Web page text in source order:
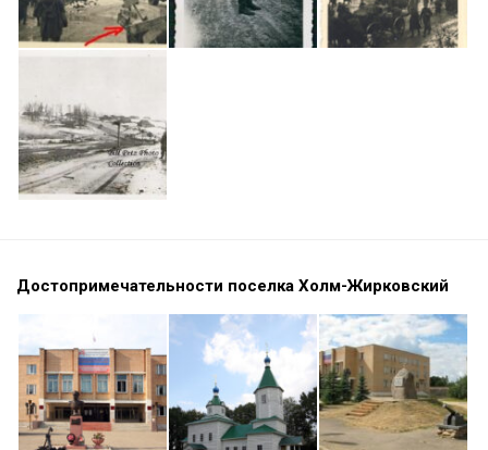
Достопримечательности поселка Холм-Жирковский